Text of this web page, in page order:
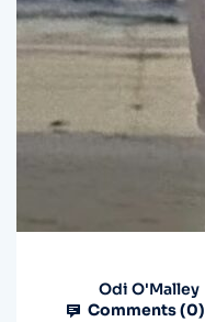
Odi O'Malley
Comments (0)